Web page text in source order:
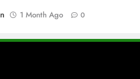
1 Month Ago 0